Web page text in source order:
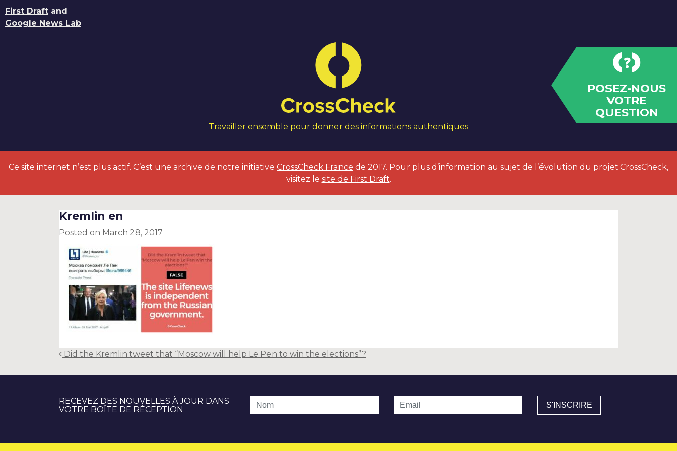
First Draft and
Google News Lab
Travailler ensemble pour donner des informations authentiques
POSEZ-NOUS
VOTRE
QUESTION
Ce site internet n’est plus actif. C’est une archive de notre initiative CrossCheck France de 2017. Pour plus d’information au sujet de l’évolution du projet CrossCheck,
visitez le site de First Draft.
Kremlin en
Posted on March 28, 2017
Post
navigation
Did the Kremlin tweet that “Moscow will help Le Pen to win the elections”?
RECEVEZ DES NOUVELLES À JOUR DANS
VOTRE BOÎTE DE RÉCEPTION
Nom Email